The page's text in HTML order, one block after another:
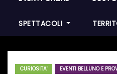
SPETTACOLI
CURIOSITA' EVENTI BELLUNO E